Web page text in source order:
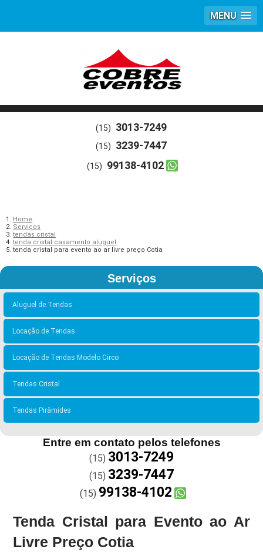
MENU
(15) 3013-7249
(15) 3239-7447
(15) 99138-4102
Home
Serviços
tendas cristal
tenda cristal casamento aluguel
tenda cristal para evento ao ar livre preço Cotia
Serviços
Aluguel de Tendas
Locação de Tendas
Locação de Tendas Modelo Circo
Tendas Cristal
Tendas Pirâmides
Entre em contato pelos telefones
(15) 3013-7249
(15) 3239-7447
(15) 99138-4102
Tenda Cristal para Evento ao Ar
Livre Preço Cotia